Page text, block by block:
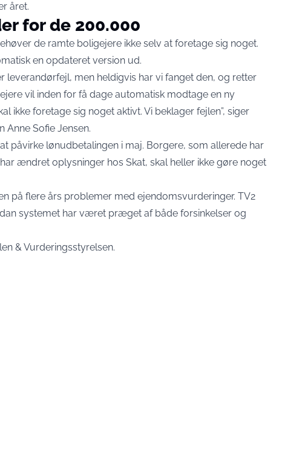
året.
for de 200.000
de ramte boligejere ikke selv at foretage sig noget.
en opdateret version ud.
leverandørfejl, men heldigvis har vi fanget den, og retter
vil inden for få dage automatisk modtage en ny
ikke foretage sig noget aktivt. Vi beklager fejlen”, siger
Anne Sofie Jensen.
påvirke lønudbetalingen i maj. Borgere, som allerede har
ændret oplysninger hos Skat, skal heller ikke gøre noget
på flere års problemer med ejendomsvurderinger. TV2
systemet har været præget af både forsinkelser og
&Vurderingsstyrelsen.